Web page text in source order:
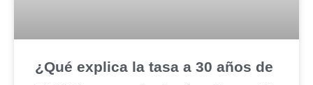
¿Qué explica la tasa a 30 años de